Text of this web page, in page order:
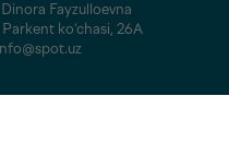
Fayzulloevna
ko‘chasi, 26A